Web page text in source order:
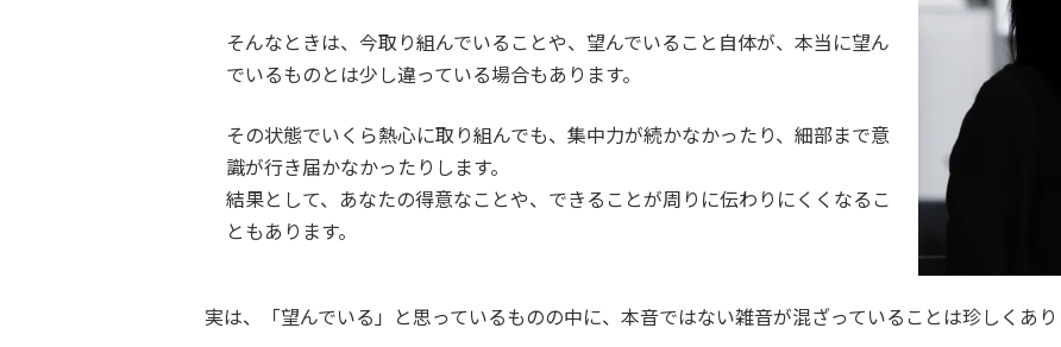
そんなときは、今取り組んでいることや、望んでいること自体が、本当に望ん
でいるものとは少し違っている場合もあります。
その状態でいくら熱心に取り組んでも、集中力が続かなかったり、細部まで意
識が行き届かなかったりします。
結果として、あなたの得意なことや、できることが周りに伝わりにくくなるこ
ともあります。
実は、「望んでいる」と思っているものの中に、本音ではない雑音が混ざっていることは珍しくあり